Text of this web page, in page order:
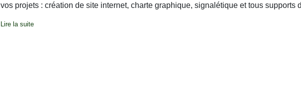
vos projets : création de site internet, charte graphique, signalétique et tous supports
Lire la suite